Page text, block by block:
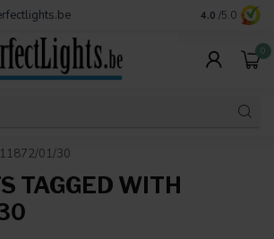
4.0 /5.0
0
11872/01/30
TAGGED WITH